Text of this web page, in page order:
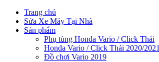
Trang chủ
Sửa Xe Máy Tại Nhà
Sản phẩm
Phụ tùng Honda Vario / Click Thái
Honda Vario / Click Thái 2020/2021
Đồ chơi Vario 2019